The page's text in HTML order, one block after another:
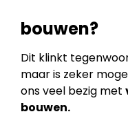
bouwen?
Dit klinkt
maar is zeker
ons veel bezig met
bouwen.